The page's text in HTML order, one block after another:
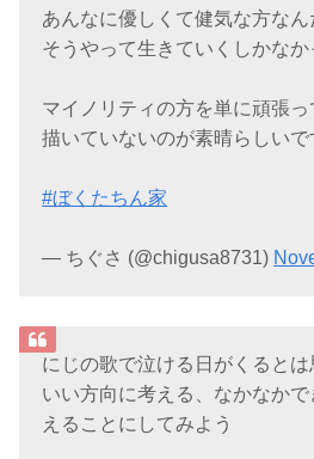
あんなに優しくて健気な方なん
そうやって生きていくしかなか
マイノリティの方を単に頑張っ
描いていないのが素晴らしいで
#ぼくたちん家
— ちぐさ (@chigusa8731)
にじの歌で泣ける日がくるとは
いい方向に考える、なかなか
えることにしてみよう